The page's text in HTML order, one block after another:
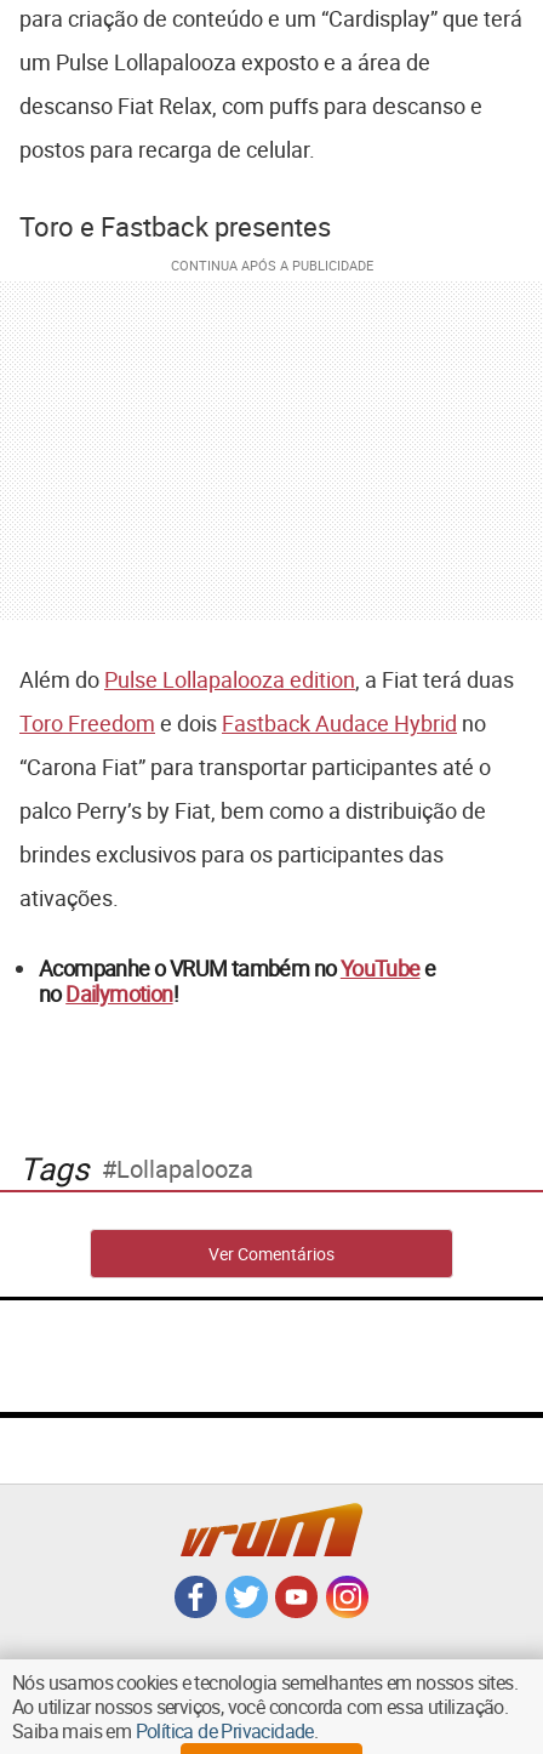
para criação de conteúdo e um “Cardisplay” que terá
um Pulse Lollapalooza exposto e a área de
descanso Fiat Relax, com puffs para descanso e
postos para recarga de celular.
Toro e Fastback presentes
Além do Pulse Lollapalooza edition, a Fiat terá duas
Toro Freedom e dois Fastback Audace Hybrid no
“Carona Fiat” para transportar participantes até o
palco Perry’s by Fiat, bem como a distribuição de
brindes exclusivos para os participantes das
ativações.
Acompanhe o VRUM também noYouTubee
noDailymotion!
Tags Lollapalooza
Ver Comentários
VOLTAR AO TOPO
Nós usamos cookies e tecnologia semelhantes em nossos sites.
Ao utilizar nossos serviços, você concorda com essa utilização.
Saiba mais em Política de Privacidade.